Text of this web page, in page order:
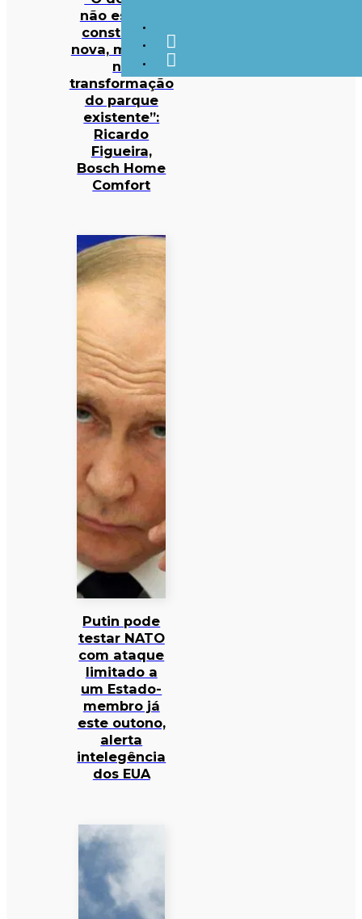
não está na
construção
nova, mas sim
na
transformação
do parque
existente”:
Ricardo
Figueira,
Bosch Home
Comfort
Putin pode
testar NATO
com ataque
limitado a
um Estado-
membro já
este outono,
alerta
intelegência
dos EUA